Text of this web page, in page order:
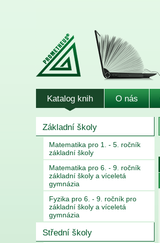
Katalog knih O nás
Základní školy
Matematika pro 1. - 5. ročník
základní školy
Matematika pro 6. - 9. ročník
základní školy a víceletá
gymnázia
Fyzika pro 6. - 9. ročník pro
základní školy a víceletá
gymnázia
Střední školy